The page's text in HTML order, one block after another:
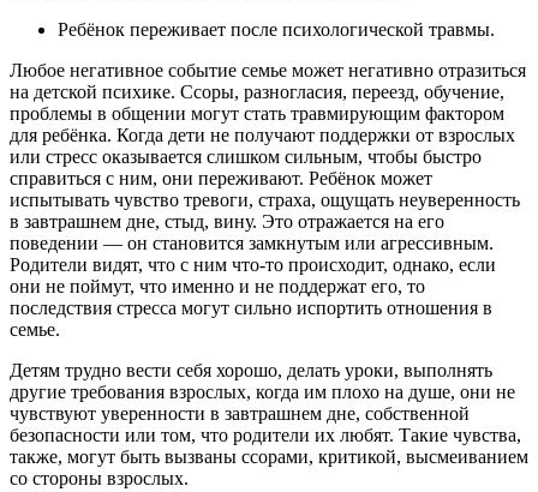
Ребёнок переживает после психологической травмы.
Любое негативное событие семье может негативно отразиться
на детской психике. Ссоры, разногласия, переезд, обучение,
проблемы в общении могут стать травмирующим фактором
для ребёнка. Когда дети не получают поддержки от взрослых
или стресс оказывается слишком сильным, чтобы быстро
справиться с ним, они переживают. Ребёнок может
испытывать чувство тревоги, страха, ощущать неуверенность
в завтрашнем дне, стыд, вину. Это отражается на его
поведении — он становится замкнутым или агрессивным.
Родители видят, что с ним что-то происходит, однако, если
они не поймут, что именно и не поддержат его, то
последствия стресса могут сильно испортить отношения в
семье.
Детям трудно вести себя хорошо, делать уроки, выполнять
другие требования взрослых, когда им плохо на душе, они не
чувствуют уверенности в завтрашнем дне, собственной
безопасности или том, что родители их любят. Такие чувства,
также, могут быть вызваны ссорами, критикой, высмеиванием
со стороны взрослых.